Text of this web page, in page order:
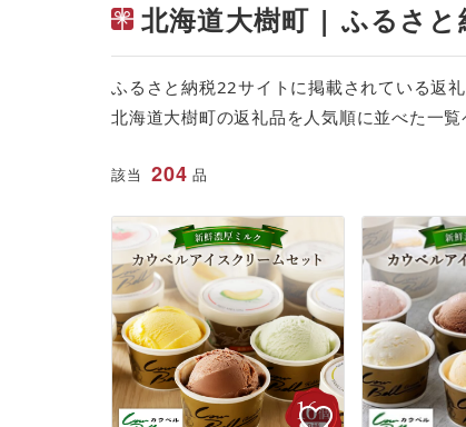
北海道大樹町 | ふるさと
ふるさと納税22サイトに掲載されている返
北海道大樹町の返礼品を人気順に並べた一覧
該当 204 品